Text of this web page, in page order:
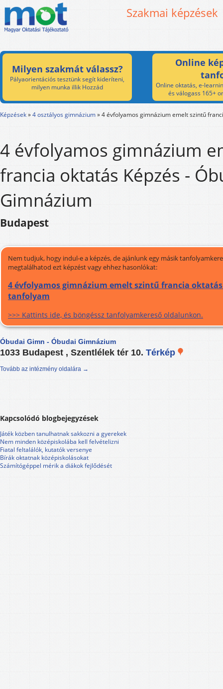
Szakmai képzések
Milyen szakmát válassz?
Pályaorientációs tesztünk segít kideríteni,
milyen munka illik Hozzád
Online
Online oktatás, e-
és válogass 165+
Képzések»4 osztályos gimnázium»4 évfolyamos gimnázium emelt szintű
4 évfolyamos gimnázium
francia oktatás Képzés -
Gimnázium
Budapest
Nem tudjuk, hogy indul-e a képzés, de ajánlunk egy másik
megtalálhatod ezt képzést vagy ehhez hasonlókat:
4 évfolyamos gimnázium emelt szintű francia oktatás
tanfolyam
>>> Kattints ide, és böngéssz tanfolyamkereső oldalunkon.
Óbudai Gimn - Óbudai Gimnázium
1033 Budapest , Szentlélek tér 10. Térkép
Tovább az intézmény oldalára →
Kapcsolódó blogbejegyzések
Játék közben tanulhatnak sakkozni a gyerekek
Nem minden középiskolába kell felvételizni
Fiatal feltalálók, kutatók versenye
Bírák oktatnak középiskolásokat
Számítógéppel mérik a diákok fejlődését